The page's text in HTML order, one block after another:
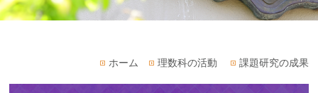
ホーム 理数科の活動 課題研究の成果